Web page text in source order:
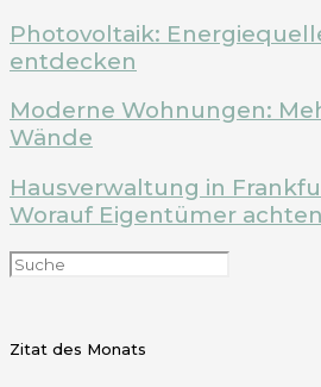
Photovoltaik:
entdecken
Moderne Wohnungen:
Wände
Hausverwaltung in
Worauf Eigentümer
Zitat des Monats